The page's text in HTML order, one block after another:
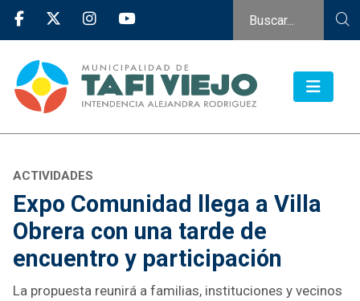
ACTIVIDADES
Expo Comunidad llega a Villa
Obrera con una tarde de
encuentro y participación
La propuesta reunirá a familias, instituciones y vecinos